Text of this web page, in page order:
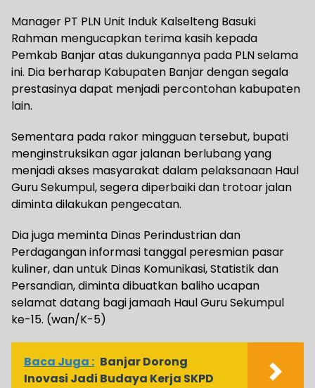
Manager PT PLN Unit Induk Kalselteng Basuki
Rahman mengucapkan terima kasih kepada
Pemkab Banjar atas dukungannya pada PLN selama
ini. Dia berharap Kabupaten Banjar dengan segala
prestasinya dapat menjadi percontohan kabupaten
lain.
Sementara pada rakor mingguan tersebut, bupati
menginstruksikan agar jalanan berlubang yang
menjadi akses masyarakat dalam pelaksanaan Haul
Guru Sekumpul, segera diperbaiki dan trotoar jalan
diminta dilakukan pengecatan.
Dia juga meminta Dinas Perindustrian dan
Perdagangan informasi tanggal peresmian pasar
kuliner, dan untuk Dinas Komunikasi, Statistik dan
Persandian, diminta dibuatkan baliho ucapan
selamat datang bagi jamaah Haul Guru Sekumpul
ke-15. (wan/K-5)
Baca Juga : Banjar Dorong
Inovasi Jadi Budaya Kerja SKPD